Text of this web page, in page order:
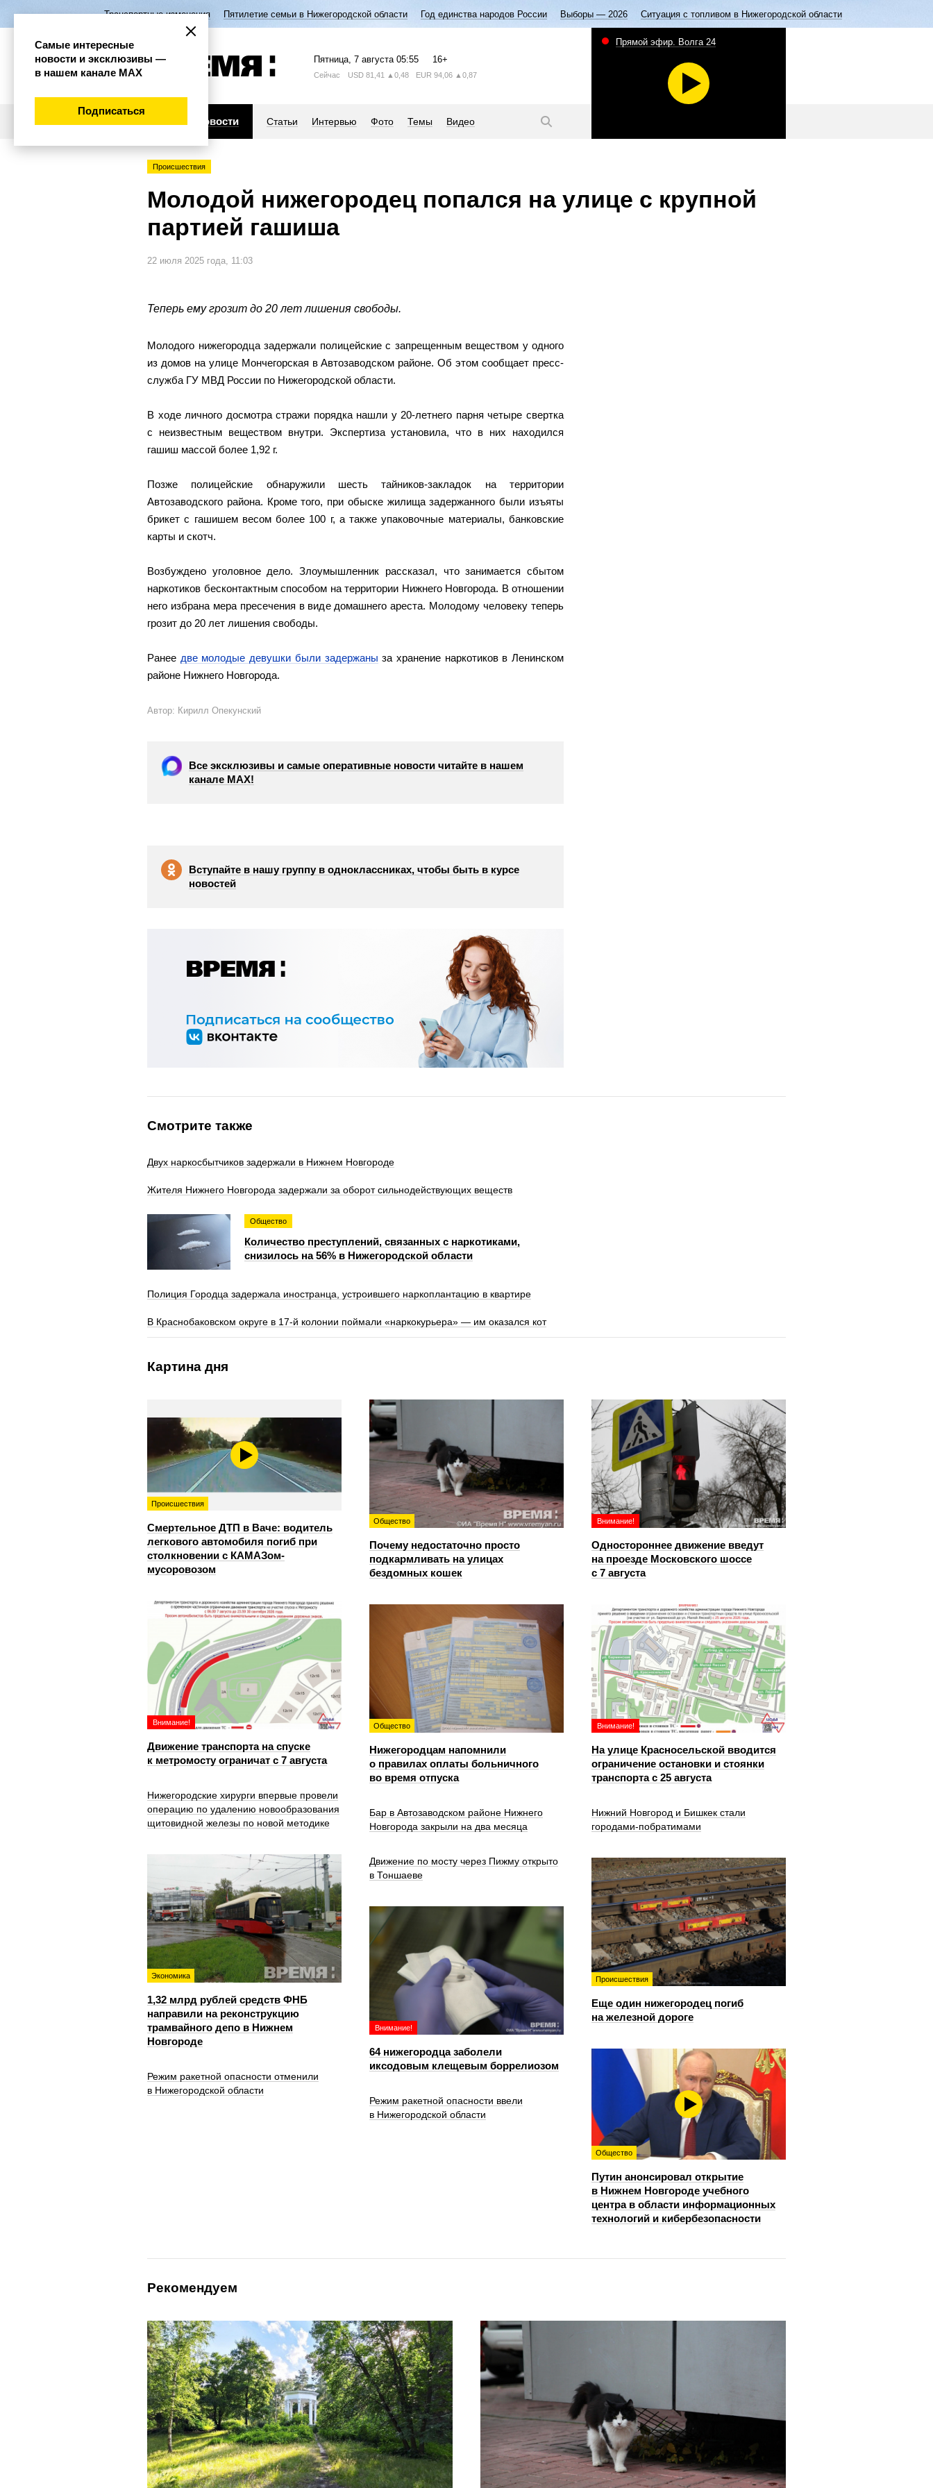
Транспортные изменения Пятилетие семьи в Нижегородской области Год единства народов России Выборы — 2026 Ситуация с топливом в Нижегородской области
Пятница, 7 августа 05:55 16+
Сейчас USD 81,41 ▲0,48 EUR 94,06 ▲0,87
Новости Статьи Интервью Фото Темы Видео
Прямой эфир. Волга 24
Происшествия
Молодой нижегородец попался на улице с крупной
партией гашиша
22 июля 2025 года, 11:03
Теперь ему грозит до 20 лет лишения свободы.
Молодого нижегородца задержали полицейские с запрещенным веществом у одного
из домов на улице Мончегорская в Автозаводском районе. Об этом сообщает пресс-
служба ГУ МВД России по Нижегородской области.
В ходе личного досмотра стражи порядка нашли у 20-летнего парня четыре свертка
с неизвестным веществом внутри. Экспертиза установила, что в них находился
гашиш массой более 1,92 г.
Позже полицейские обнаружили шесть тайников-закладок на территории
Автозаводского района. Кроме того, при обыске жилища задержанного были изъяты
брикет с гашишем весом более 100 г, а также упаковочные материалы, банковские
карты и скотч.
Возбуждено уголовное дело. Злоумышленник рассказал, что занимается сбытом
наркотиков бесконтактным способом на территории Нижнего Новгорода. В отношении
него избрана мера пресечения в виде домашнего ареста. Молодому человеку теперь
грозит до 20 лет лишения свободы.
Ранее две молодые девушки были задержаны за хранение наркотиков в Ленинском
районе Нижнего Новгорода.
Автор: Кирилл Опекунский
Все эксклюзивы и самые оперативные новости читайте в нашем
канале МАХ!
Вступайте в нашу группу в одноклассниках, чтобы быть в курсе
новостей
Смотрите также
Двух наркосбытчиков задержали в Нижнем Новгороде
Жителя Нижнего Новгорода задержали за оборот сильнодействующих веществ
Общество
Количество преступлений, связанных с наркотиками,
снизилось на 56% в Нижегородской области
Полиция Городца задержала иностранца, устроившего наркоплантацию в квартире
В Краснобаковском округе в 17‑й колонии поймали «наркокурьера» — им оказался кот
Картина дня
Происшествия
Смертельное ДТП в Ваче: водитель
легкового автомобиля погиб при
столкновении с КАМАЗом-
мусоровозом
Общество
Почему недостаточно просто
подкармливать на улицах
бездомных кошек
Внимание!
Одностороннее движение введут
на проезде Московского шоссе
с 7 августа
Внимание!
Движение транспорта на спуске
к метромосту ограничат с 7 августа
Общество
Нижегородцам напомнили
о правилах оплаты больничного
во время отпуска
Внимание!
На улице Красносельской вводится
ограничение остановки и стоянки
транспорта с 25 августа
Нижегородские хирурги впервые провели
операцию по удалению новообразования
щитовидной железы по новой методике
Бар в Автозаводском районе Нижнего
Новгорода закрыли на два месяца
Нижний Новгород и Бишкек стали
городами-побратимами
Экономика
1,32 млрд рублей средств ФНБ
направили на реконструкцию
трамвайного депо в Нижнем
Новгороде
Движение по мосту через Пижму открыто
в Тоншаеве
Происшествия
Еще один нижегородец погиб
на железной дороге
Внимание!
64 нижегородца заболели
иксодовым клещевым боррелиозом
Общество
Путин анонсировал открытие
в Нижнем Новгороде учебного
центра в области информационных
технологий и кибербезопасности
Режим ракетной опасности отменили
в Нижегородской области
Режим ракетной опасности ввели
в Нижегородской области
Рекомендуем
Самые интересные
новости и эксклюзивы —
в нашем канале МАХ
Подписаться